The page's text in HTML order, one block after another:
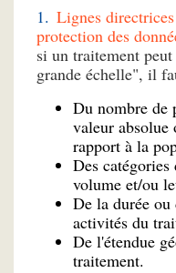
Lignes
protection des
si un traitement
grande échelle", il
Du nombre de
valeur absolue
rapport à la
Des
volume et/ou
De la durée ou
activités du
De l'étendue
traitement.